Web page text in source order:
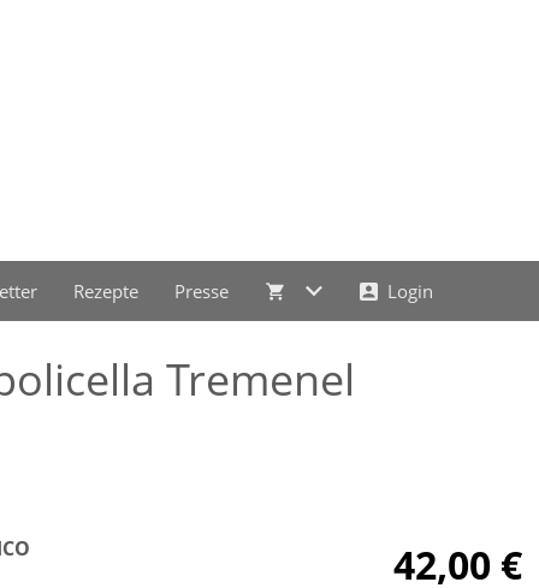
Rezepte Presse Login
Tremenel
42,00 €